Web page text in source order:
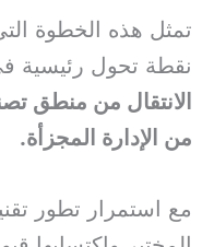
نقطة تحول رئيسية
الانتقال من منطق
من الإدارة المجزأة.
مع استمرار تطور